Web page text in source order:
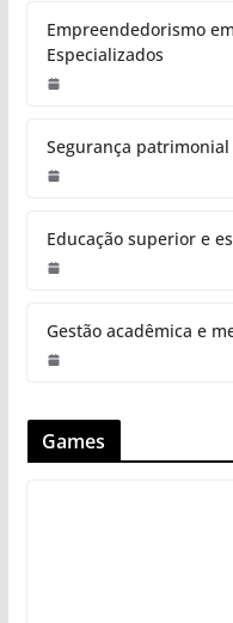
Empreendedorismo
Especializados
Segurança
Educação superior e
Gestão acadêmica e
Games